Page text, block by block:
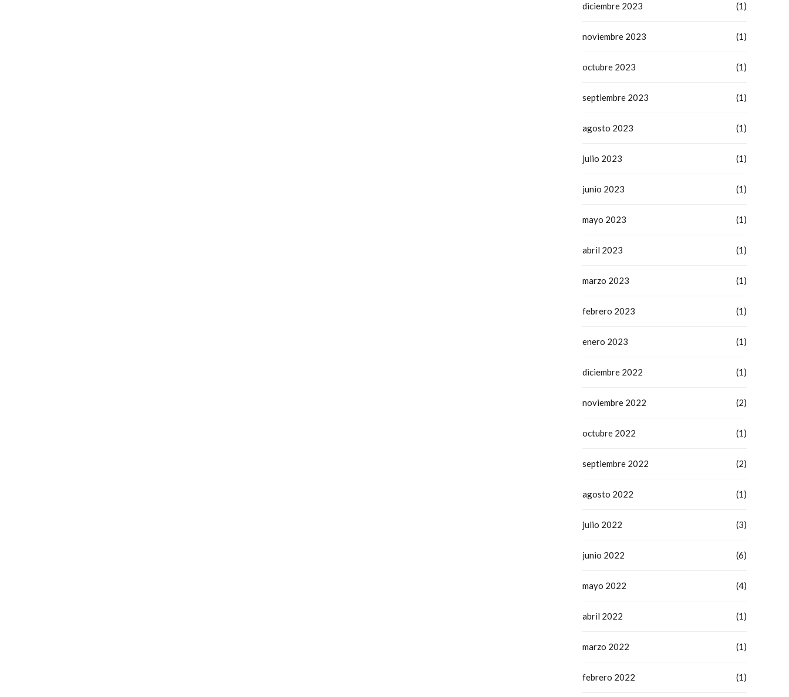
diciembre 2023 (1)
noviembre 2023 (1)
octubre 2023 (1)
septiembre 2023 (1)
agosto 2023 (1)
julio 2023 (1)
junio 2023 (1)
mayo 2023 (1)
abril 2023 (1)
marzo 2023 (1)
febrero 2023 (1)
enero 2023 (1)
diciembre 2022 (1)
noviembre 2022 (2)
octubre 2022 (1)
septiembre 2022 (2)
agosto 2022 (1)
julio 2022 (3)
junio 2022 (6)
mayo 2022 (4)
abril 2022 (1)
marzo 2022 (1)
febrero 2022 (1)